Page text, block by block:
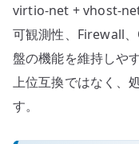
virtio-net + vhost-net
可観測性、Firewall
盤の機能を維持しや
上位互換ではなく、
す。